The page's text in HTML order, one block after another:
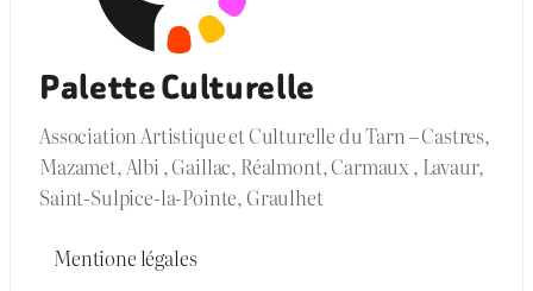
Palette Culturelle
Association Artistique et Culturelle du Tarn – Castres,
Mazamet, Albi , Gaillac, Réalmont, Carmaux , Lavaur,
Saint-Sulpice-la-Pointe, Graulhet
Mentione légales